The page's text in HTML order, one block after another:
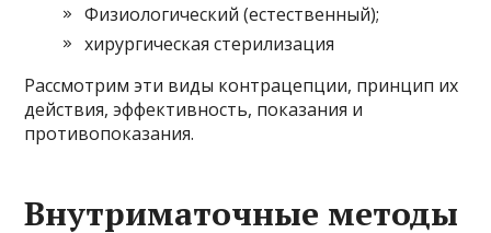
Физиологический (естественный);
хирургическая стерилизация
Рассмотрим эти виды контрацепции, принцип их
действия, эффективность, показания и
противопоказания.
Внутриматочные методы